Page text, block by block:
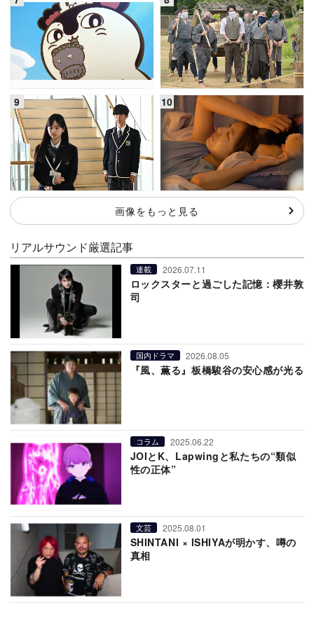
画像をもっと見る
リアルサウンド厳選記事
連載 2026.07.11
ロックスターと過ごした記憶：櫻井敦
司
国内ドラマ 2026.08.05
『風、薫る』板橋駿谷の安心感が光る
コラム 2025.06.22
JOIとK、Lapwingと私たちの“類似
性の正体”
文芸 2025.08.01
SHINTANI × ISHIYAが明かす、噂の
真相